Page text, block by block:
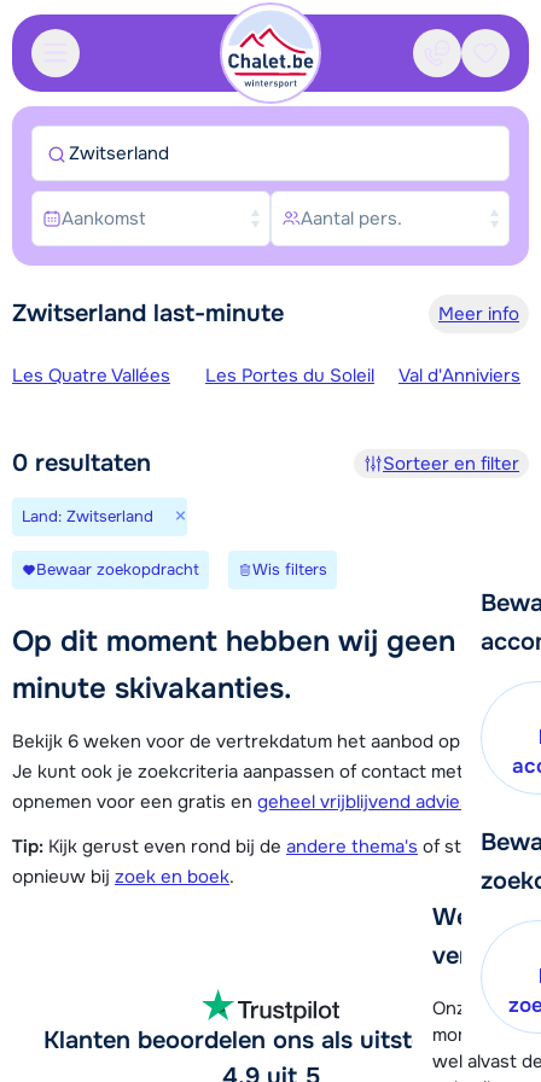
Contact
We
verder!
Onze
moment
wel alvast
Zwitserland last-minute Meer info
Skigebieden
Les Quatre Vallées Les Portes du Soleil Val d'Anniviers
0 resultaten Sorteer en filter
Land: Zwitserland ×
Bewaar zoekopdracht Wis filters
Op dit moment hebben wij geen last-
minute skivakanties.
Bekijk 6 weken voor de vertrekdatum het aanbod opnieuw.
Je kunt ook je zoekcriteria aanpassen of contact met ons
opnemen voor een gratis en geheel vrijblijvend advies
Tip: Kijk gerust even rond bij de andere thema's of start
opnieuw bij zoek en boek.
Zwitserland
Aankomst Aantal pers.
Klanten beoordelen ons als uitstekend -